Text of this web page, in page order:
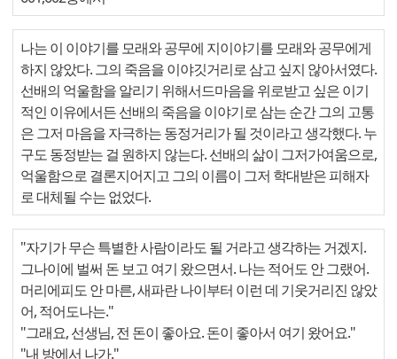
나는 이 이야기를 모래와 공무에 지이야기를 모래와 공무에게
하지 않았다. 그의 죽음을 이야깃거리로 삼고 싶지 않아서였다.
선배의 억울함을 알리기 위해서드마음을 위로받고 싶은 이기
적인 이유에서든 선배의 죽음을 이야기로 삼는 순간 그의 고통
은 그저 마음을 자극하는 동정거리가 될 것이라고 생각했다. 누
구도 동정받는 걸 원하지 않는다. 선배의 삶이 그저가여움으로,
억울함으로 결론지어지고 그의 이름이 그저 학대받은 피해자
로 대체될 수는 없었다.
"자기가 무슨 특별한 사람이라도 될 거라고 생각하는 거겠지.
그나이에 벌써 돈 보고 여기 왔으면서. 나는 적어도 안 그랬어.
머리에피도 안 마른, 새파란 나이부터 이런 데 기웃거리진 않았
어, 적어도나는."
"그래요, 선생님, 전 돈이 좋아요. 돈이 좋아서 여기 왔어요."
"내 방에서 나가."